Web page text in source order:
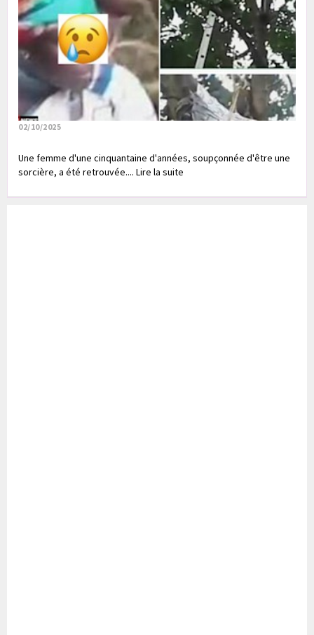
02/10/2025
Une femme d'une cinquantaine d'années, soupçonnée d'être une
sorcière, a été retrouvée.... Lire la suite